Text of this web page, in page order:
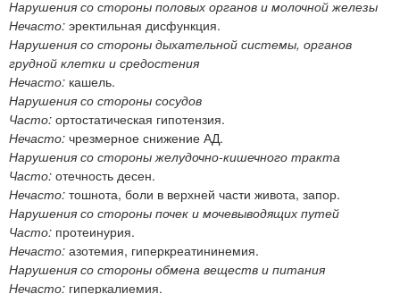
Нарушения со стороны половых органов и молочной железы
Нечасто: эректильная дисфункция.
Нарушения со стороны дыхательной системы, органов
грудной клетки и средостения
Нечасто: кашель.
Нарушения со стороны сосудов
Часто: ортостатическая гипотензия.
Нечасто: чрезмерное снижение АД.
Нарушения со стороны желудочно-кишечного тракта
Часто: отечность десен.
Нечасто: тошнота, боли в верхней части живота, запор.
Нарушения со стороны почек и мочевыводящих путей
Часто: протеинурия.
Нечасто: азотемия, гиперкреатининемия.
Нарушения со стороны обмена веществ и питания
Нечасто: гиперкалиемия.